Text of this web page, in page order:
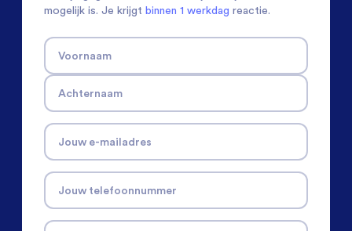
mogelijk is. Je krijgt binnen 1 werkdag reactie.
Voornaam
Achternaam
Jouw e-mailadres
Jouw telefoonnummer